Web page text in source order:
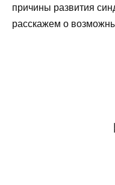
причины развития
расскажем о